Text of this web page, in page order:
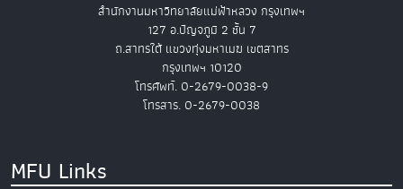
สำนักงานมหาวิทยาลัยแม่ฟ้าหลวง กรุงเทพฯ
127 อ.ปัญจภูมิ 2 ชั้น 7
ถ.สาทรใต้ แขวงทุ่งมหาเมฆ เขตสาทร
กรุงเทพฯ 10120
โทรศัพท์. 0-2679-0038-9
โทรสาร. 0-2679-0038
MFU Links